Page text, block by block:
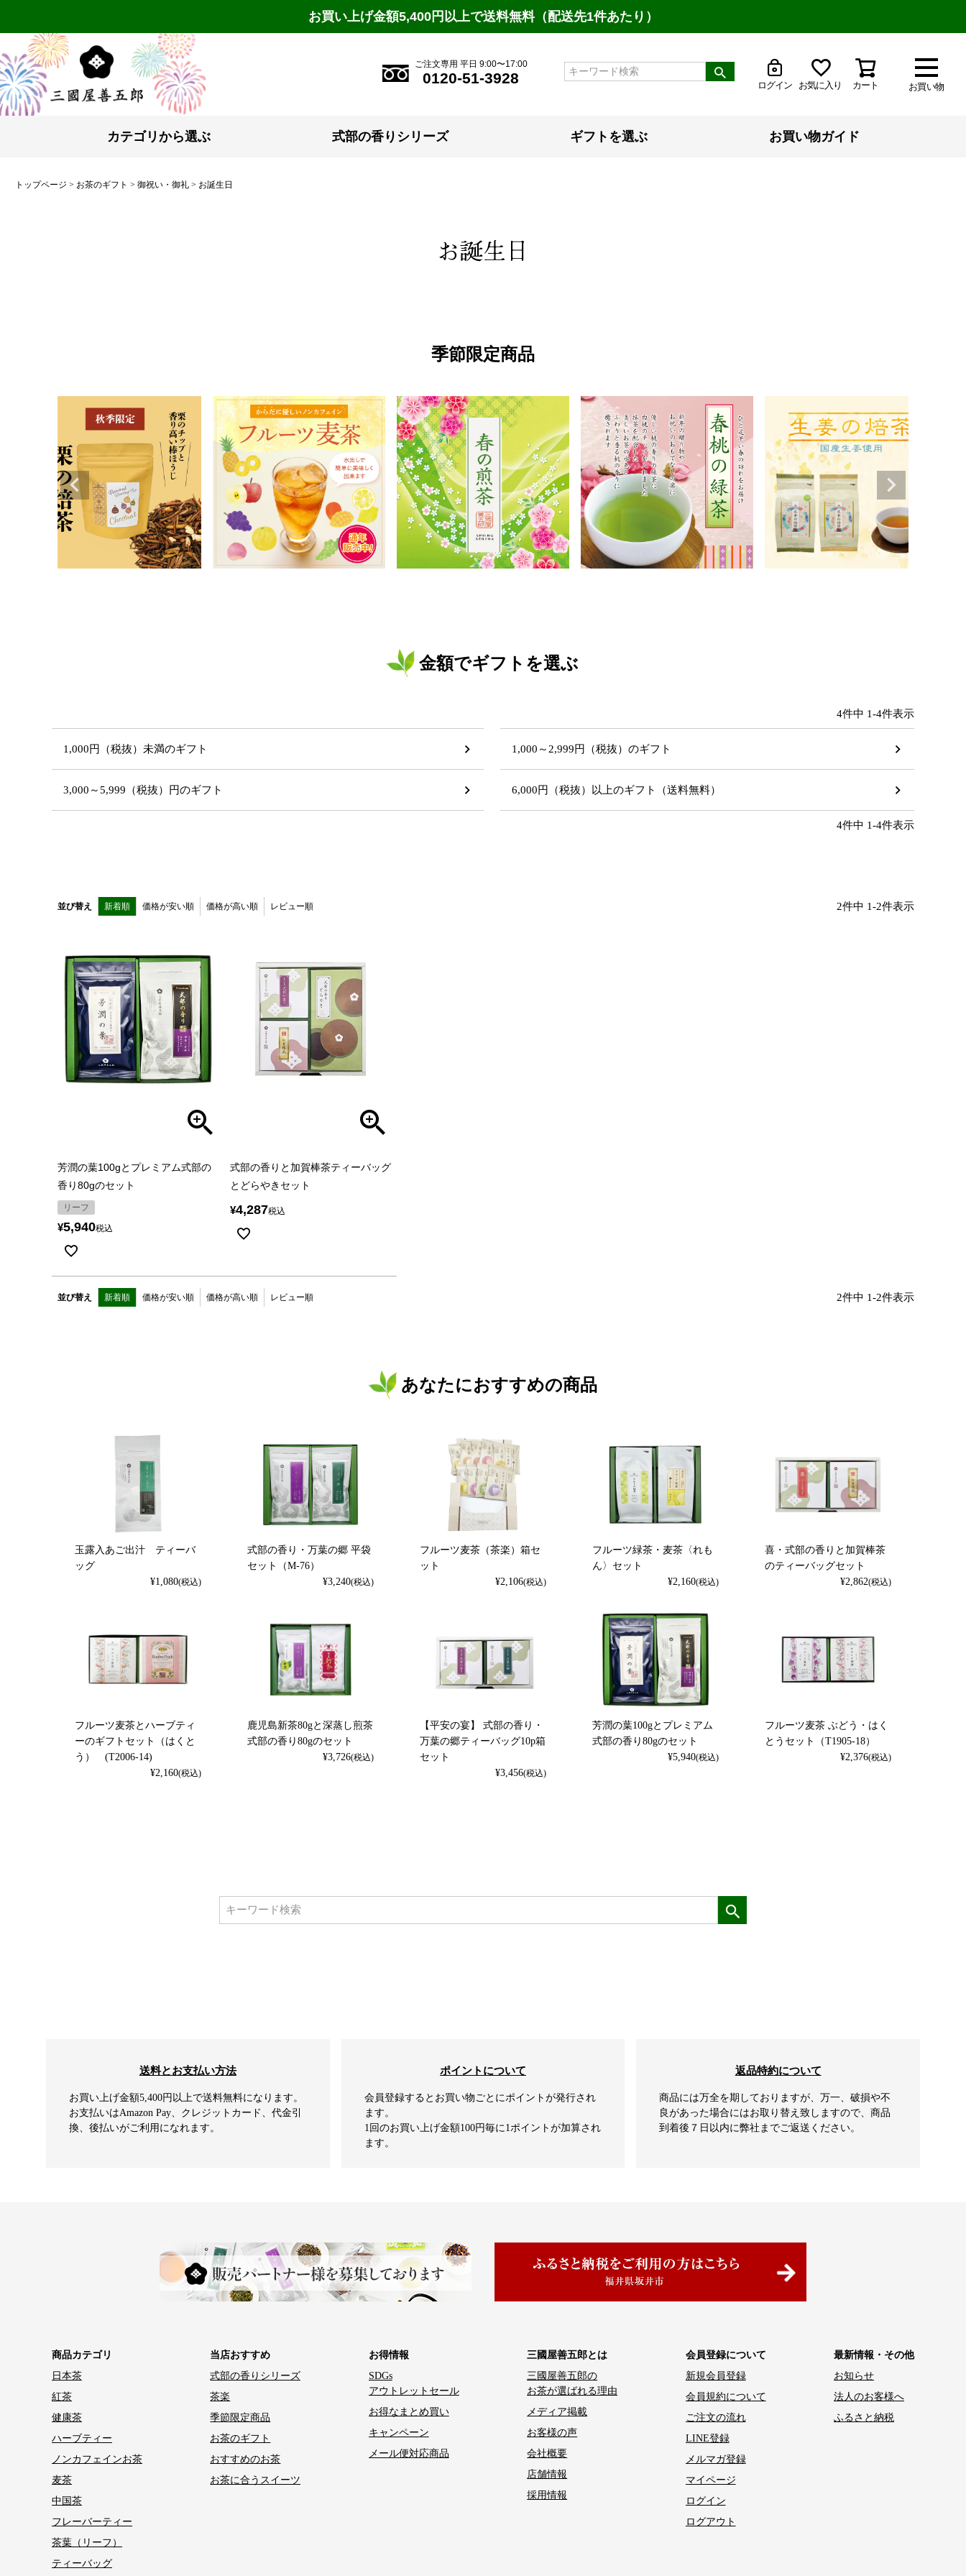
お買い上げ金額5,400円以上で送料無料（配送先1件あたり）
お買い物
ご注文専用 平日 9:00〜17:00
0120-51-3928 ログイン お気に入り カート
カテゴリから選ぶ 式部の香りシリーズ ギフトを選ぶ お買い物ガイド
トップページ お茶のギフト 御祝い・御礼 お誕生日
お誕生日
季節限定商品
金額でギフトを選ぶ
4件中 1-4件表示
1,000円（税抜）未満のギフト 1,000～2,999円（税抜）のギフト
3,000～5,999（税抜）円のギフト 6,000円（税抜）以上のギフト（送料無料）
4件中 1-4件表示
並び替え 新着順 価格が安い順 価格が高い順 レビュー順 2件中 1-2件表示
芳潤の葉100gとプレミアム式部の
香り80gのセット
リーフ
¥5,940税込
式部の香りと加賀棒茶ティーバッグ
とどらやきセット
¥4,287税込
並び替え 新着順 価格が安い順 価格が高い順 レビュー順 2件中 1-2件表示
あなたにおすすめの商品
玉露入あご出汁 ティーバ
ッグ
¥1,080(税込)
式部の香り・万葉の郷 平袋
セット（M-76）
¥3,240(税込)
フルーツ麦茶（茶楽）箱セ
ット
¥2,106(税込)
フルーツ緑茶・麦茶〈れも
ん〉セット
¥2,160(税込)
喜・式部の香りと加賀棒茶
のティーバッグセット
¥2,862(税込)
フルーツ麦茶とハーブティ
ーのギフトセット（はくと
う） (T2006-14)
¥2,160(税込)
鹿児島新茶80gと深蒸し煎茶
式部の香り80gのセット
¥3,726(税込)
【平安の宴】 式部の香り・
万葉の郷ティーバッグ10p箱
セット
¥3,456(税込)
芳潤の葉100gとプレミアム
式部の香り80gのセット
¥5,940(税込)
フルーツ麦茶 ぶどう・はく
とうセット（T1905-18）
¥2,376(税込)
送料とお支払い方法
お買い上げ金額5,400円以上で送料無料になります。
お支払いはAmazon Pay、クレジットカード、代金引
換、後払いがご利用になれます。
ポイントについて
会員登録するとお買い物ごとにポイントが発行され
ます。
1回のお買い上げ金額100円毎に1ポイントが加算され
ます。
返品特約について
商品には万全を期しておりますが、万一、破損や不
良があった場合にはお取り替え致しますので、商品
到着後７日以内に弊社までご返送ください。
商品カテゴリ
日本茶
紅茶
健康茶
ハーブティー
ノンカフェインお茶
麦茶
中国茶
フレーバーティー
茶葉（リーフ）
ティーバッグ
当店おすすめ
式部の香りシリーズ
茶楽
季節限定商品
お茶のギフト
おすすめのお茶
お茶に合うスイーツ
お得情報
SDGs
アウトレットセール
お得なまとめ買い
キャンペーン
メール便対応商品
三國屋善五郎とは
三國屋善五郎の
お茶が選ばれる理由
メディア掲載
お客様の声
会社概要
店舗情報
採用情報
会員登録について
新規会員登録
会員規約について
ご注文の流れ
LINE登録
メルマガ登録
マイページ
ログイン
ログアウト
最新情報・その他
お知らせ
法人のお客様へ
ふるさと納税